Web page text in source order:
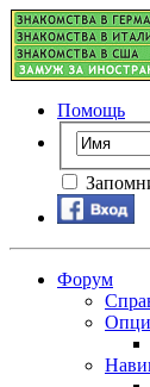
Помощь
Форум